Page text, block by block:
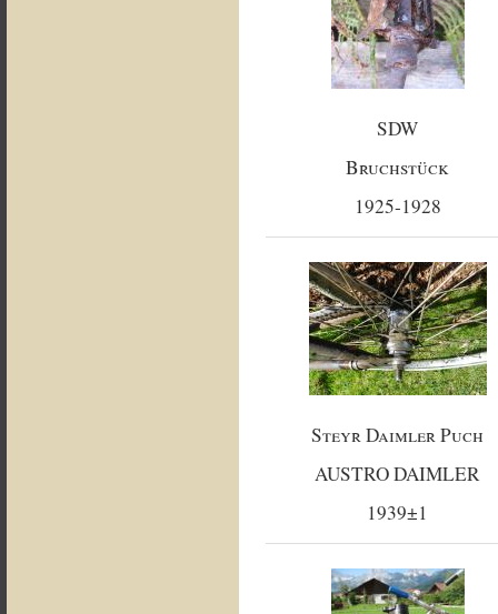
SDW
Bruchstück
1925-1928
Steyr Daimler Puch
AUSTRO DAIMLER
1939±1